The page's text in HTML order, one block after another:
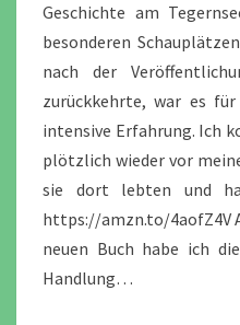
Geschichte am
besonderen
nach der
zurückkehrte, war es
intensive Erfahrung. Ich
plötzlich wieder vor
sie dort lebten und
https://amzn.to/4aofZ4V
neuen Buch habe ich
Handlung…